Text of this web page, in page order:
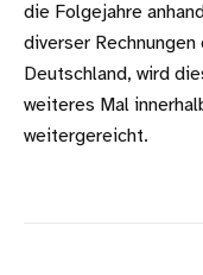
die Folgejahre
diverser
Deutschland, wird
weiteres Mal
weitergereicht.